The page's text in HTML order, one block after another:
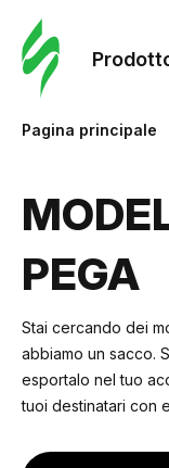
Pagina principale
PEGA
Stai cercando dei
abbiamo un sacco.
esportalo nel tuo
tuoi destinatari con